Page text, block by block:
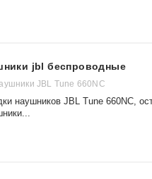
jbl беспроводные
JBL Tune 660NC
наушников JBL Tune 660NC,